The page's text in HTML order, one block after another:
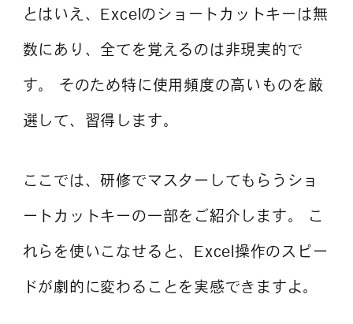
とはいえ、Excelのショートカットキーは無
数にあり、全てを覚えるのは非現実的で
す。 そのため特に使用頻度の高いものを厳
選して、習得します。
ここでは、研修でマスターしてもらうショ
ートカットキーの一部をご紹介します。 こ
れらを使いこなせると、Excel操作のスピー
ドが劇的に変わることを実感できますよ。